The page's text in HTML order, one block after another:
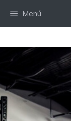
Menú